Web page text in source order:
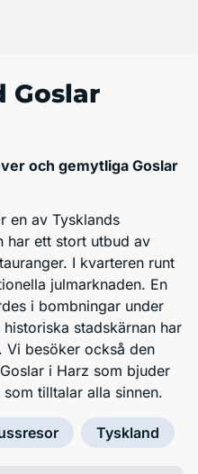
Goslar
och gemytliga Goslar
en av Tysklands
har ett stort utbud av
I kvarteren runt
julmarknaden. En
i bombningar under
stadskärnan har
Vi besöker också den
i Harz som bjuder
tilltalar alla sinnen.
Tyskland